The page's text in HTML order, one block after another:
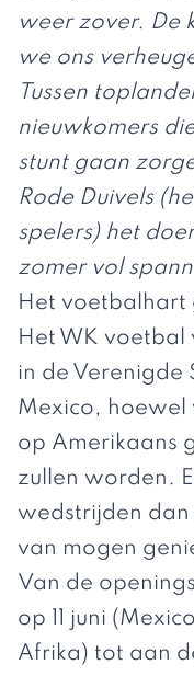
weer zover. De
we ons
Tussen
nieuwkomers
stunt gaan
Rode Duivels
spelers) het
zomer vol
Het voetbalhart
Het WK
in de Verenigde
Mexico, hoewel
op Amerikaans
zullen worden.
wedstrijden
van mogen
Van de
op 11 juni
Afrika) tot aan